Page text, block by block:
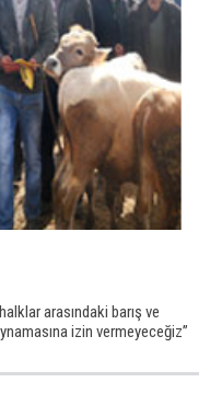
arasındaki barış ve
izin vermeyeceğiz”